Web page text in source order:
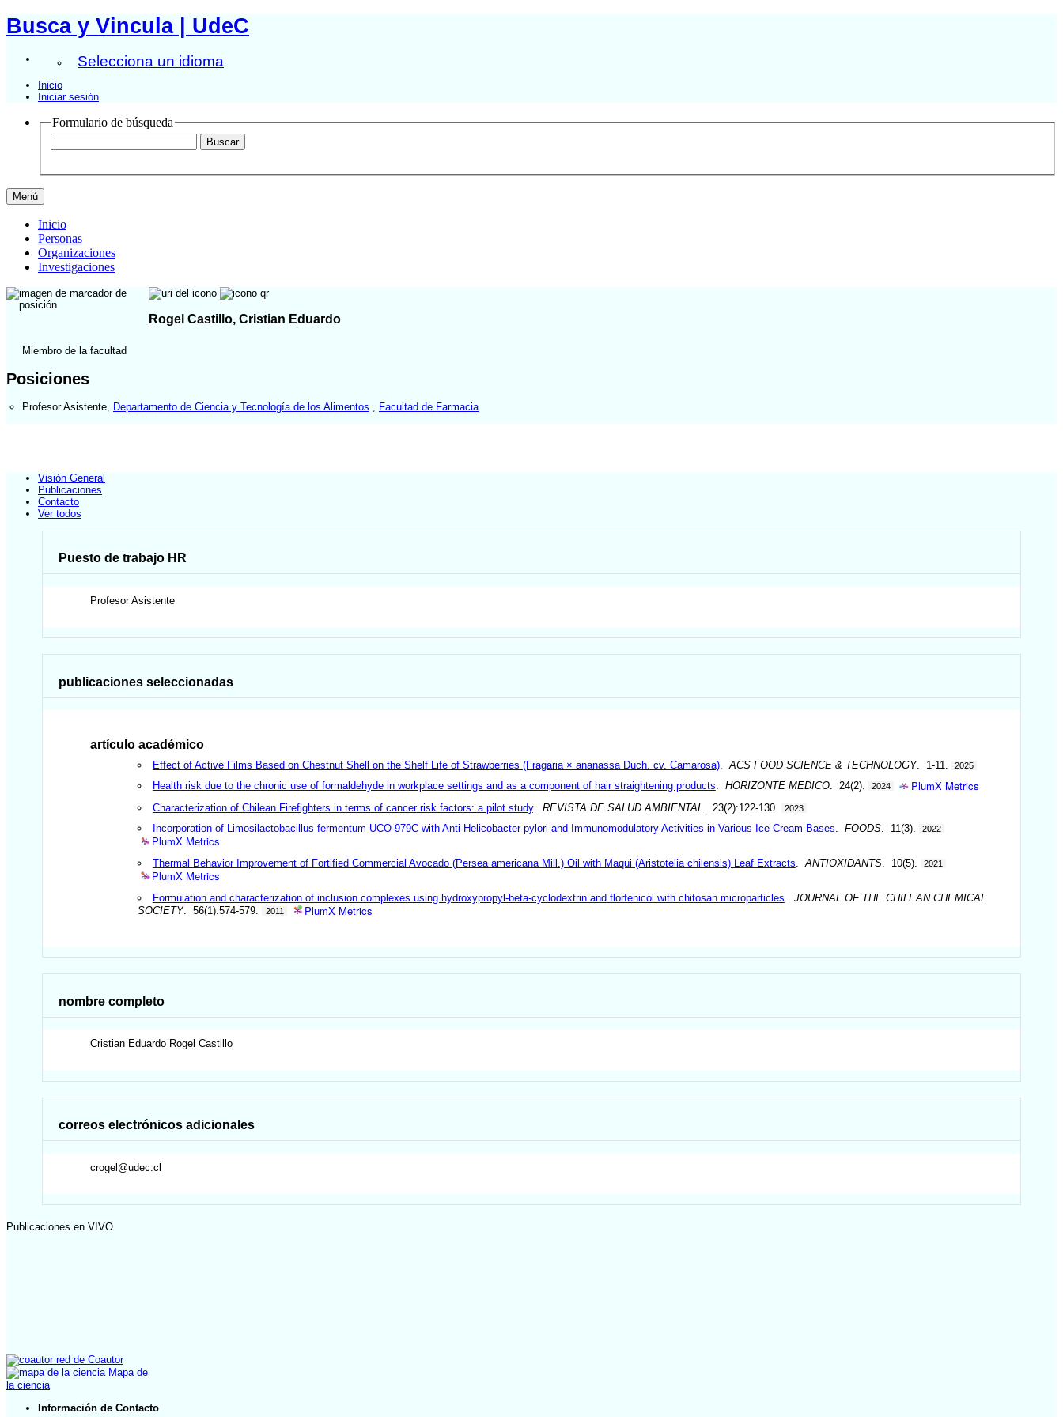
Busca y Vincula | UdeC
Selecciona un idioma
Inicio
Iniciar sesión
Formulario de búsqueda
Menú
Inicio
Personas
Organizaciones
Investigaciones
Rogel Castillo, Cristian Eduardo
Miembro de la facultad
Posiciones
Profesor Asistente Departamento de Ciencia y Tecnología de los Alimentos Facultad de Farmacia
Visión General
Publicaciones
Contacto
Ver todos
Puesto de trabajo HR
Profesor Asistente
publicaciones seleccionadas
artículo académico
Effect of Active Films Based on Chestnut Shell on the Shelf Life of Strawberries (Fragaria × ananassa Duch. cv. Camarosa). ACS FOOD SCIENCE & TECHNOLOGY. 1-11. 2025
Health risk due to the chronic use of formaldehyde in workplace settings and as a component of hair straightening products HORIZONTE MEDICO. 24(2). 2024 PlumX Metrics
Characterization of Chilean Firefighters in terms of cancer risk factors: a pilot study. REVISTA DE SALUD AMBIENTAL . 23(2):122-130. 2023
Incorporation of Limosilactobacillus fermentum UCO-979C with Anti-Helicobacter pylori and Immunomodulatory Activities in Various Ice Cream Bases FOODS. 11(3). 2022
PlumX Metrics
Thermal Behavior Improvement of Fortified Commercial Avocado (Persea americana Mill.) Oil with Maqui (Aristotelia chilensis) Leaf Extracts ANTIOXIDANTS. 10(5). 2021
PlumX Metrics
Formulation and characterization of inclusion complexes using hydroxypropyl-beta-cyclodextrin and florfenicol with chitosan microparticles
JOURNAL OF THE CHILEAN CHEMICAL
SOCIETY. 56(1):574-579. 2011 PlumX Metrics
nombre completo
Cristian Eduardo Rogel Castillo
correos electrónicos adicionales
crogel@udec.cl
Publicaciones en VIVO
red de Coautor
Mapa de
la ciencia
Información de Contacto